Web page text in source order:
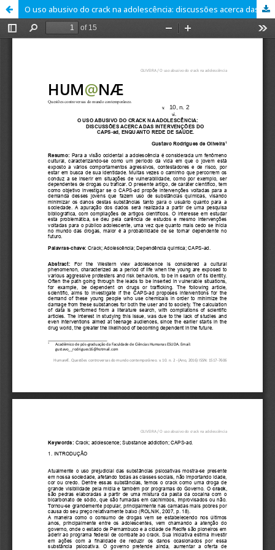
O uso abusivo do crack na adolescência: discussões acerca das intervenções do caps-ad, enquanto rede de saúde